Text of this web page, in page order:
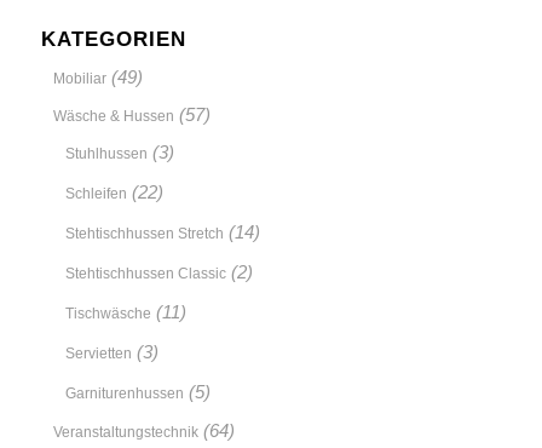
KATEGORIEN
Mobiliar (49)
Wäsche & Hussen (57)
Stuhlhussen (3)
Schleifen (22)
Stehtischhussen Stretch (14)
Stehtischhussen Classic (2)
Tischwäsche (11)
Servietten (3)
Garniturenhussen (5)
Veranstaltungstechnik (64)